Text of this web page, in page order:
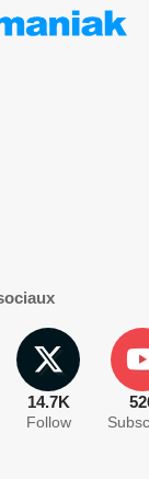
14.7K
Follow